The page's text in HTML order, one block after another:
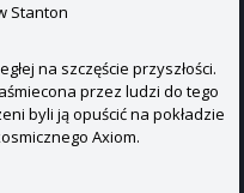
Stanton
na szczęście przyszłości.
przez ludzi do tego
byli ją opuścić na pokładzie
Axiom.